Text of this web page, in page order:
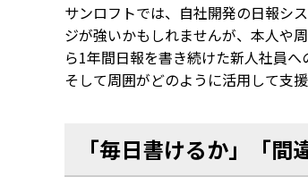
サンロフトでは、自社開発の日報シ
ジが強いかもしれませんが、本人や
ら1年間日報を書き続けた新人社員
そして周囲がどのように活用して支
「毎日書けるか」「